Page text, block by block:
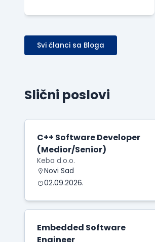
opterećenja baze
Svi članci sa Bloga
Slični poslovi
C++ Software Developer
(Medior/Senior)
Keba d.o.o.
Novi Sad
02.09.2026.
Embedded Software